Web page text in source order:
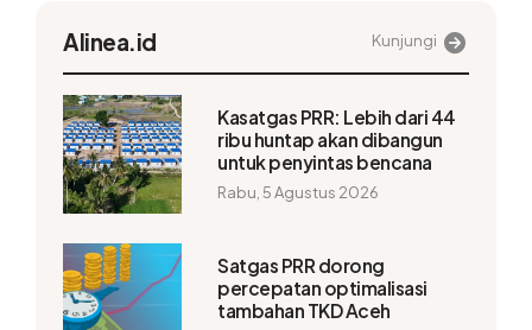
Alinea.id Kunjungi
Kasatgas PRR: Lebih dari 44
ribu huntap akan dibangun
untuk penyintas bencana
Rabu, 5 Agustus 2026
Satgas PRR dorong
percepatan optimalisasi
tambahan TKD Aceh